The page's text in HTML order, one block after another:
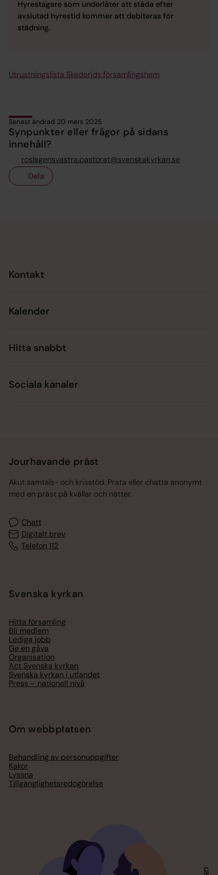
Hyrestagare som underlåter att städa efter
avslutad hyrestid kommer att debiteras för
städning.
Utrustningslista Skederids församlingshem
Senast ändrad 20 mars 2025
Synpunkter eller frågor på sidans
innehåll?
roslagensvastra.pastorat@svenskakyrkan.se
Dela
Kontakt
Kalender
Hitta snabbt
Sociala kanaler
Jourhavande präst
Akut samtals- och krisstöd. Prata eller chatta anonymt
med en präst på kvällar och nätter.
Chatt
Digitalt brev
Telefon 112
Svenska kyrkan
Hitta församling
Bli medlem
Lediga jobb
Ge en gåva
Organisation
Act Svenska kyrkan
Svenska kyrkan i utlandet
Press – nationell nivå
Om webbplatsen
Behandling av personuppgifter
Kakor
Lyssna
Tillgänglighetsredogörelse